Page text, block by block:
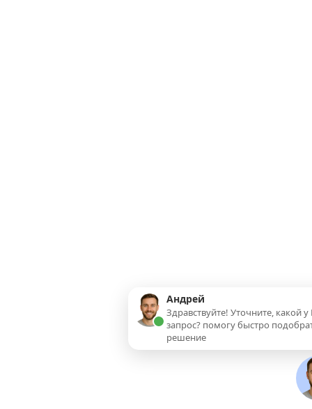
Андрей
Здравствуйте! Уточните, какой у
запрос? помогу быстро
решение